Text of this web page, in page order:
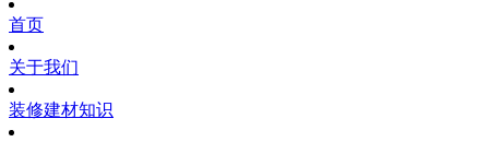
首页
关于我们
装修建材知识